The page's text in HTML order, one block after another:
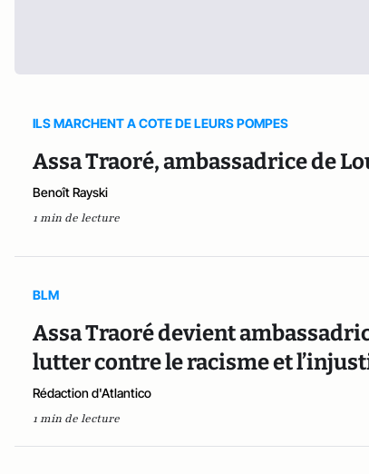
ILS MARCHENT A COTE DE LEURS POMPES
Assa Traoré, ambassadrice de
Benoît Rayski
1 min de lecture
BLM
Assa Traoré devient
lutter contre le racisme et
Rédaction d'Atlantico
1 min de lecture